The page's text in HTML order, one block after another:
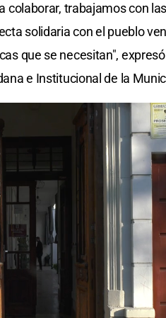
colaborar, trabajamos con
solidaria con el pueblo
que se necesitan",
e Institucional de la